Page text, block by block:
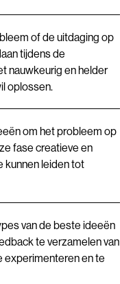
of de uitdaging op
tijdens de
nauwkeurig en helder
oplossen.
om het probleem op
fase creatieve en
kunnen leiden tot
van de beste ideeën
te verzamelen van
experimenteren en te